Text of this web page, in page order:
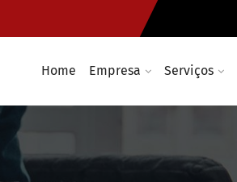
Home Empresa Serviços